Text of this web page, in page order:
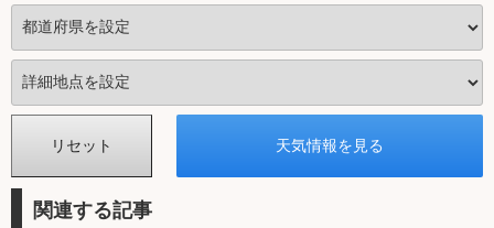
関連する記事